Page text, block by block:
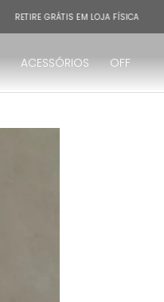
RETIRE GRÁTIS EM LOJA FÍSICA
ACESSÓRIOS OFF